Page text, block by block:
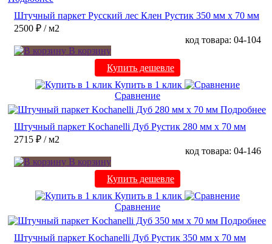
Штучный паркет Русский лес Клен Рустик 350 мм х 70 мм
2500 ₽ / м2
код товара: 04-104
В корзину
Купить дешевле
Купить в 1 клик
Сравнение
Подробнее
Штучный паркет Kochanelli Дуб Рустик 280 мм х 70 мм
2715 ₽ / м2
код товара: 04-146
В корзину
Купить дешевле
Купить в 1 клик
Сравнение
Подробнее
Штучный паркет Kochanelli Дуб Рустик 350 мм х 70 мм